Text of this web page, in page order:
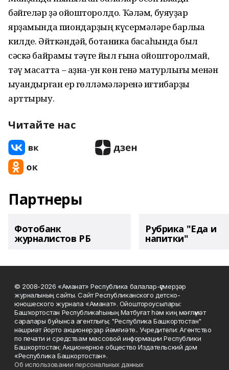
бәйгеләр ҙә ойошторолдо. Ҡәләм, буяуҙар
ярҙамында пиондарҙың күсермәләре барлыҡҡа
килде. Әйткәндәй, ботаника баҡсаһында был
сәскә байрамы тәүге йыл ғына ойошторолмай,
тәү маҡсатта – аҙна-ун көн генә матурлығы менән
ҡыуандырған ер гөлләмәләренә иғтибарҙы
арттырыу.
Читайте нас
Партнеры
Фотобанк
журналистов РБ
Рубрика "Еда и
напитки"
© 2008-2026 «Аманат» Республика балалар-үҫмерҙәр
журналының сайты. Сайт Республиканского детско-
юношеского журнала «Аманат». Ойоштороусылары:
Башҡортостан Республикаһының Матбуғат һәм киң мәғлүмәт
саралары буйынса агентлығы; "Республика Башкортостан"
нәшриәт йорто акционерҙар йәмғиәте.. Учредители: Агентство
по печати и средствам массовой информации Республики
Башкортостан; Акционерное общество Издательский дом
«Республика Башкортостан».
Об использовании персональных данных